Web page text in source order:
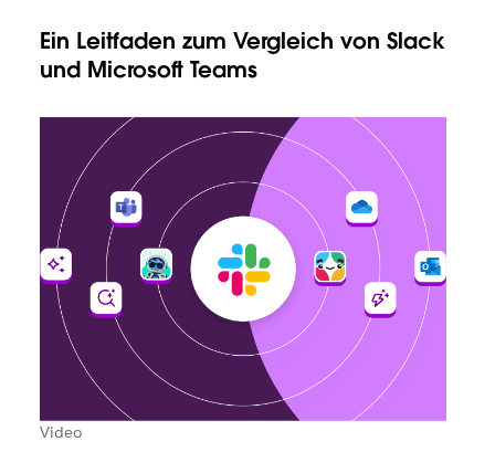
Ein Leitfaden zum Vergleich von Slack
und Microsoft Teams
Video